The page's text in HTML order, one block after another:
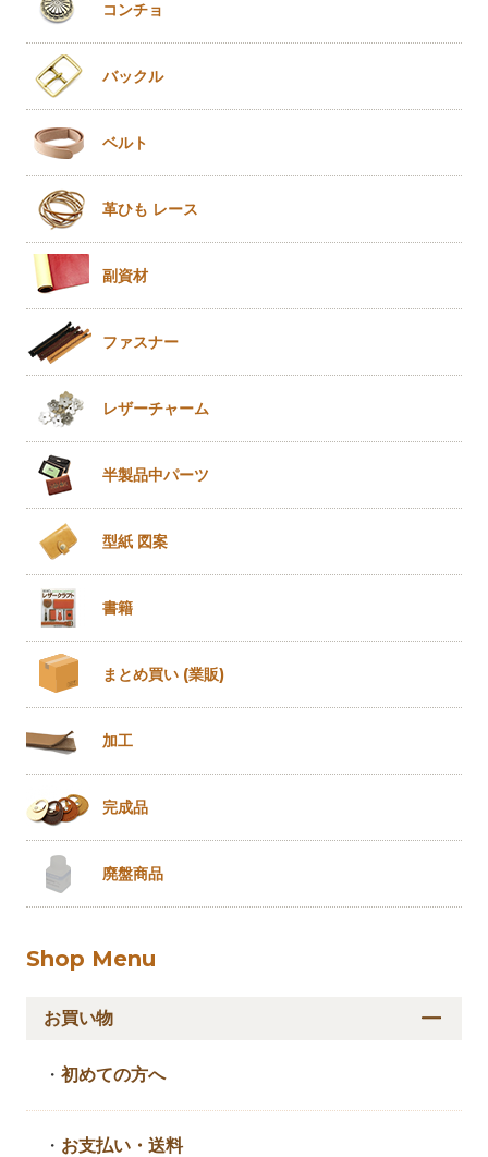
コンチョ
バックル
ベルト
革ひも レース
副資材
ファスナー
レザーチャーム
半製品中パーツ
型紙 図案
書籍
まとめ買い (業販)
加工
完成品
廃盤商品
Shop Menu
お買い物
・初めての方へ
・ お支払い・送料